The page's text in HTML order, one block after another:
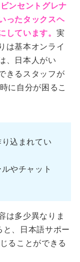
ンセントグレナ
ったタックスヘ
しています。 実
は基本オンライ
、日本人がい
きるスタッフが
に自分が困るこ
込まれてい
やチャット
は多少異なりま
、日本語サポー
ることができる